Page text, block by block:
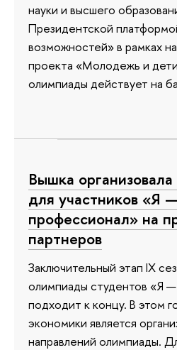
науки и высшего
Президентской
возможностей» в рамках
проекта «Молодежь и
олимпиады действует на
Вышка организовала
для участников «Я
профессионал» на
партнеров
Заключительный этап IX
олимпиады студентов «Я
подходит к концу. В этом
экономики является
направлений олимпиады.